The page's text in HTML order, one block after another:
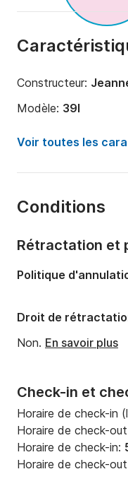
Constructeur:
Modèle: 39I
Nombre de
Tirant d'eau:
Puissance moteur:
Voir toutes les
Conditions
Check-in et
Horaire de check-in
Horaire de check-
Horaire de check-in:
Horaire de check-
Rétractation et
Politique
Droit de
Non. En savoir plus